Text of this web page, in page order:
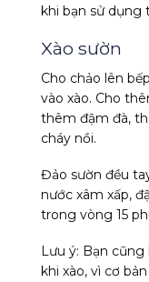
khi bạn sử dụng
Xào sườn
Cho chảo lên
vào xào. Cho
thêm đậm đà,
cháy nồi.
Đảo sườn đều
nước xâm xấp,
trong vòng 15
Lưu ý: Bạn
khi xào, vì cơ